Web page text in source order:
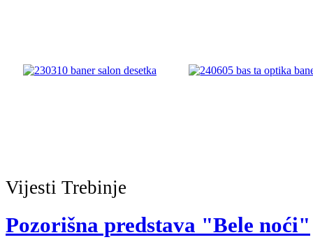
Vijesti Trebinje
Pozorišna predstava "Bele noći"